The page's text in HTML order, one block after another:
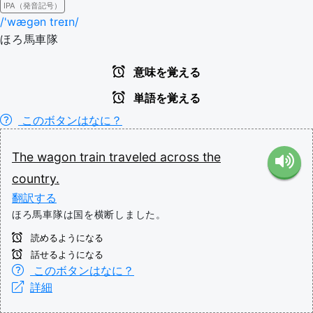
IPA（発音記号）
/'wæɡən treɪn/
ほろ馬車隊
意味を覚える
単語を覚える
このボタンはなに？
The wagon train traveled across the
country.
翻訳する
ほろ馬車隊は国を横断しました。
読めるようになる
話せるようになる
このボタンはなに？
詳細